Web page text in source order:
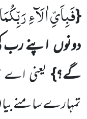
{فَبِاَیِّ اٰلَآءِ
دونوںاپنے رب
گے؟} یعنیاے
تمہارے سامنے